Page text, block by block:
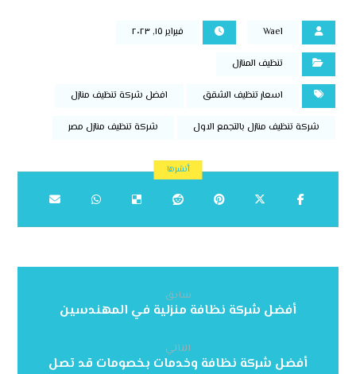
Wael فبراير ١٥, ٢٠٢٣
تنظيف المنازل
اسعار تنظيف الشقق افضل شركة تنظيف منازل
شركة تنظيف منازل بالتجمع الاول شركة تنظيف منازل مصر
سابق
أفضل شركة نظافة منزلية في المهندسين
التالي
أفضل شركة نظافة وخدمات بخصومات قد تصل